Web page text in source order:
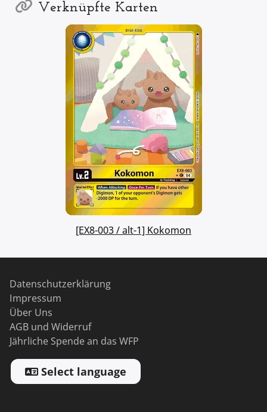
Verknüpfte Karten
[EX8-003 / alt-1] Kokomon
Datenschutzerklärung
Impressum
Über Uns
AGB und Widerruf
Jährliche Spende an das WFP
Select language